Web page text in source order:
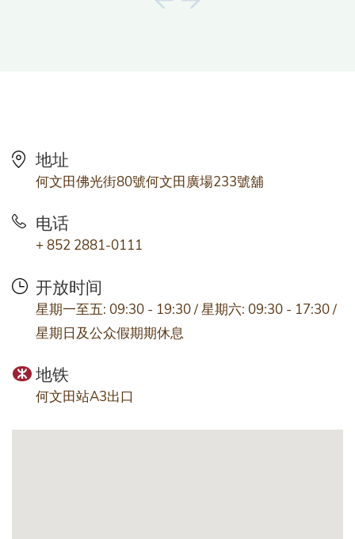
地址
何文田佛光街80號何文田廣場233號舖
电话
+ 852 2881-0111
开放时间
星期一至五: 09:30 - 19:30 / 星期六: 09:30 - 17:30 /
星期日及公众假期期休息
地铁
何文田站A3出口